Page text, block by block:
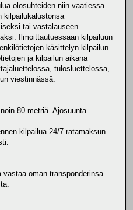
olosuhteiden niin vaatiessa.
kilpailukalustonsa
tai vastalauseen
Ilmoittautuessaan kilpailuun
käsittelyn kilpailun
ja kilpailun aikana
tulosluettelossa,
viestinnässä.
80 metriä. Ajosuunta
kilpailua 24/7 ratamaksun
vastaa oman transponderinsa